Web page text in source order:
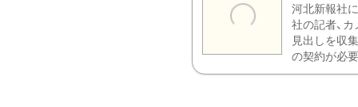
河北新報社
社の記者、
見出しを収
の契約が必要